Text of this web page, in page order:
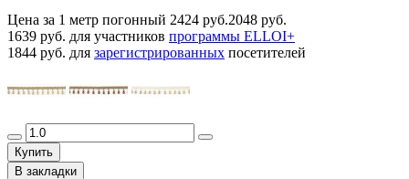
Цена за 1 метр погонный 2424 руб.2048 руб.
1639 руб. для участников программы ELLOI+
1844 руб. для зарегистрированных посетителей
Купить
В закладки